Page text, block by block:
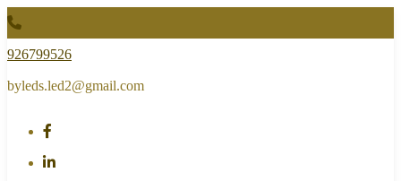
Skip
to
content
926799526
byleds.led2@gmail.com